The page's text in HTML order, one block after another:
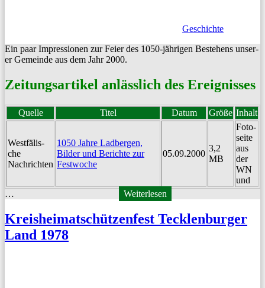
Geschichte
Ein paar Impres­sio­nen zur Feier des 1050-jähri­gen Beste­hens unser­
er Gemeinde aus dem Jahr 2000.
Zeitungsartikel anlässlich des Ereignisses
Quelle Titel Datum Größe Inhalt
West­fälis­
che
Nachrichten
1050 Jahre Lad­ber­gen,
Bilder und Berichte zur
Festwoche
05.09.2000
3,2
MB
Foto­
seite
aus
der
WN
und
…
Weiterlesen
Kreisheimatschützenfest Tecklenburger
Land 1978